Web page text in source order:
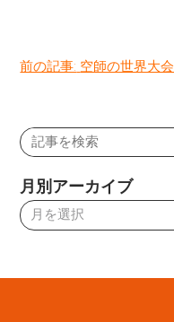
投
ナ
ビ
ー
前の記事: 空師の世界大会
月別アーカイブ